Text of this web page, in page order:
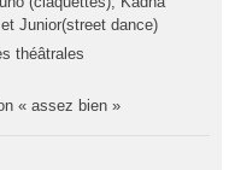
Junior(street dance)
théâtrales
« assez bien »